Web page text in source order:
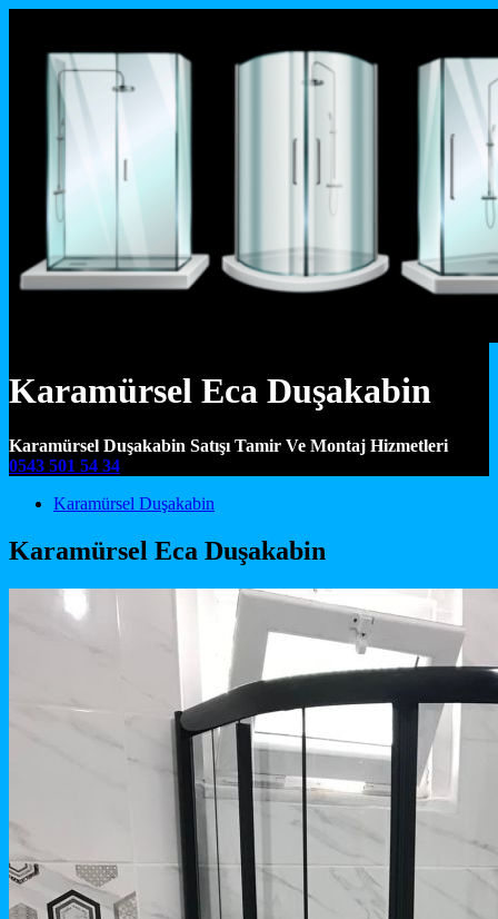
Karamürsel Eca Duşakabin
Karamürsel Duşakabin Satışı Tamir Ve Montaj Hizmetleri
0543 501 54 34
Main Navigation
Karamürsel Duşakabin
Karamürsel Eca Duşakabin